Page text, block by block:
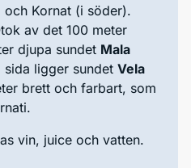
Kornat (i söder).
av det 100 meter
djupa sundet Mala
sida ligger sundet Vela
brett och farbart, som
vin, juice och vatten.